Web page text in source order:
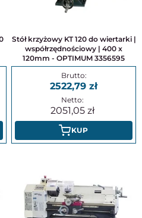
Stół krzyżowy KT 120 do wiertarki |
współrzędnościowy | 400 x
120mm - OPTIMUM 3356595
2522,79
2051,05
KUP